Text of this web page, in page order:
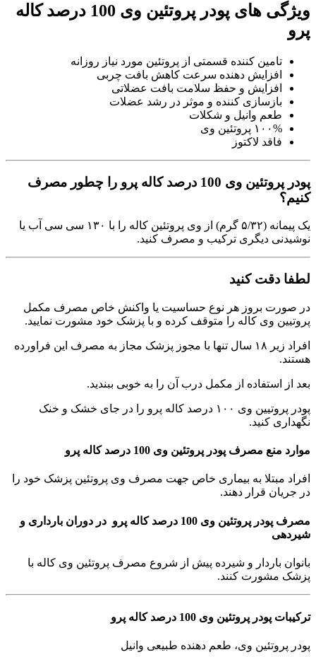
ویژگی های پودر پروتئین وی 100 درصد کاله
پرو
تامین کننده قسمتی از پروتئین مورد نیاز روزانه
افزایش دهنده سرعت کاهش بافت چربی
افزایش و حفظ سلامت بافت عضلاتی
بازسازی کننده و موثر در رشد عضلات
طعم وانیل و شکلات
۱۰۰% پروتئین وی
فاقد لاکتوز
پودر پروتئین وی 100 درصد کاله پرو را چطور مصرف
کنیم؟
یک پیمانه (۵/۳۲ گرم) از وی پروتئین کاله را با ۱۳۰ سی سی آب یا
نوشیدنی دیگری ترکیب و مصرف کنید.
لطفا دقت کنید
در صورت بروز هر نوع حساسیت یا واکنش خاص مصرف مکمل
پروتیین وی کاله را متوقف کرده و با پزشک خود مشورت نمایید.
افراد زیر ۱۸ سال تنها با مجوز پزشک مجاز به مصرف این فراورده
هستند.
بعد از استفاده از مکمل درب آن را به خوبی ببندید.
پودر پروتیین وی ۱۰۰ درصد کاله پرو را در جای خشک و خنک
نگهداری کنید.
موارد منع مصرف پودر پروتئین وی 100 درصد کاله پرو
افراد مبتلا به بیماری خاص جهت مصرف وی پروتئین پزشک خود را
در جریان قرار دهند.
مصرف پودر پروتئین وی 100 درصد کاله پرو در دوران بارداری و
شیردهی
بانوان باردار و شیرده پیش از شروع مصرف پروتئین وی کاله با
پزشک مشورت کنند.
ترکیبات پودر پروتئین وی 100 درصد کاله پرو
پودر پروتئین وی، طعم دهنده طبیعی وانیل